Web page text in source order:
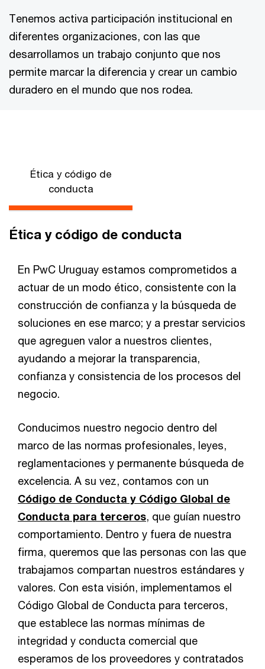
Tenemos activa participación institucional en
diferentes organizaciones, con las que
desarrollamos un trabajo conjunto que nos
permite marcar la diferencia y crear un cambio
duradero en el mundo que nos rodea.
Ética y código de
conducta
Ética y código de conducta
En PwC Uruguay estamos comprometidos a
actuar de un modo ético, consistente con la
construcción de confianza y la búsqueda de
soluciones en ese marco; y a prestar servicios
que agreguen valor a nuestros clientes,
ayudando a mejorar la transparencia,
confianza y consistencia de los procesos del
negocio.
Conducimos nuestro negocio dentro del
marco de las normas profesionales, leyes,
reglamentaciones y permanente búsqueda de
excelencia. A su vez, contamos con un
Código de Conducta y Código Global de
Conducta para terceros, que guían nuestro
comportamiento. Dentro y fuera de nuestra
firma, queremos que las personas con las que
trabajamos compartan nuestros estándares y
valores. Con esta visión, implementamos el
Código Global de Conducta para terceros,
que establece las normas mínimas de
integridad y conducta comercial que
esperamos de los proveedores y contratados